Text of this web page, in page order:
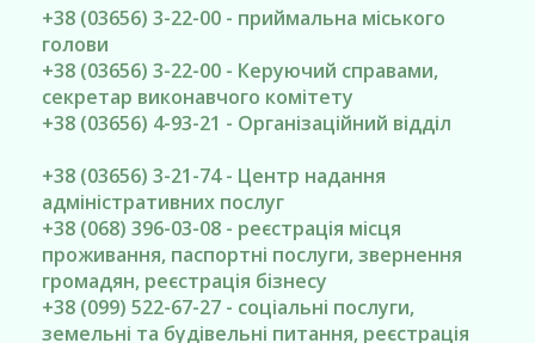
+38 (03656) 3-22-00 - приймальна міського
голови
+38 (03656) 3-22-00 - Керуючий справами,
секретар виконавчого комітету
+38 (03656) 4-93-21 - Організаційний відділ
+38 (03656) 3-21-74 - Центр надання
адміністративних послуг
+38 (068) 396-03-08 - реєстрація місця
проживання, паспортні послуги, звернення
громадян, реєстрація бізнесу
+38 (099) 522-67-27 - соціальні послуги,
земельні та будівельні питання, реєстрація